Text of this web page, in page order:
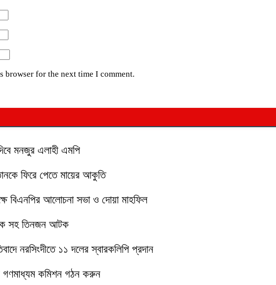
browser for the next time I comment.
মনজুর এলাহী এমপি
ফিরে পেতে মায়ের আকুতি
বিএনপির আলোচনা সভা ও দোয়া মাহফিল
সহ তিনজন আটক
নরসিংদীতে ১১ দলের স্বারকলিপি প্রদান
গণমাধ্যম কমিশন গঠন করুন